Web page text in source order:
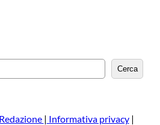
e
a
Cerca
Redazione | Informativa privacy|